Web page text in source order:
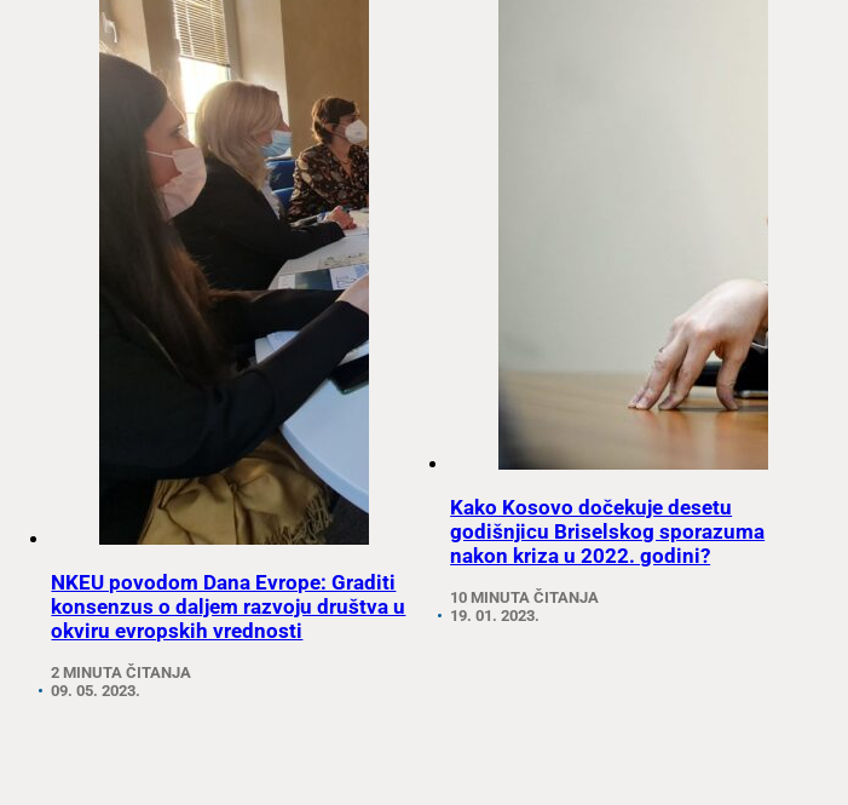
NKEU povodom Dana Evrope: Graditi
konsenzus o daljem razvoju društva u
okviru evropskih vrednosti
2 MINUTA ČITANJA
09. 05. 2023.
Kako Kosovo dočekuje desetu
godišnjicu Briselskog sporazuma
nakon kriza u 2022. godini?
10 MINUTA ČITANJA
19. 01. 2023.